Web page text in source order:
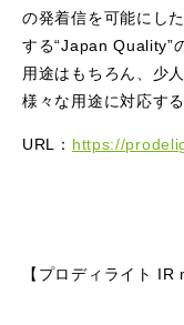
の発着信を可能にし
する“Japan Quality”
用途はもちろん、少
様々な用途に対応す
URL： https://
【プロディライト IR